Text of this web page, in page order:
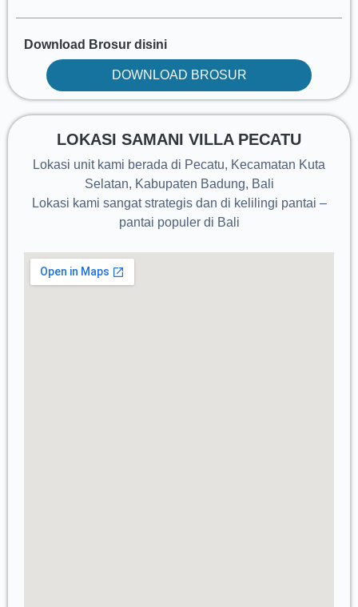
Download Brosur disini
DOWNLOAD BROSUR
LOKASI SAMANI VILLA PECATU
Lokasi unit kami berada di Pecatu, Kecamatan Kuta
Selatan, Kabupaten Badung, Bali
Lokasi kami sangat strategis dan di kelilingi pantai –
pantai populer di Bali